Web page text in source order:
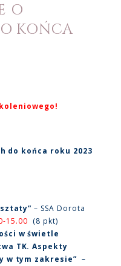
O
KOŃCA
do końca roku 2023
– SSA Dorota
15.00 (8 pkt)
w świetle
TK. Aspekty
w tym zakresie” –